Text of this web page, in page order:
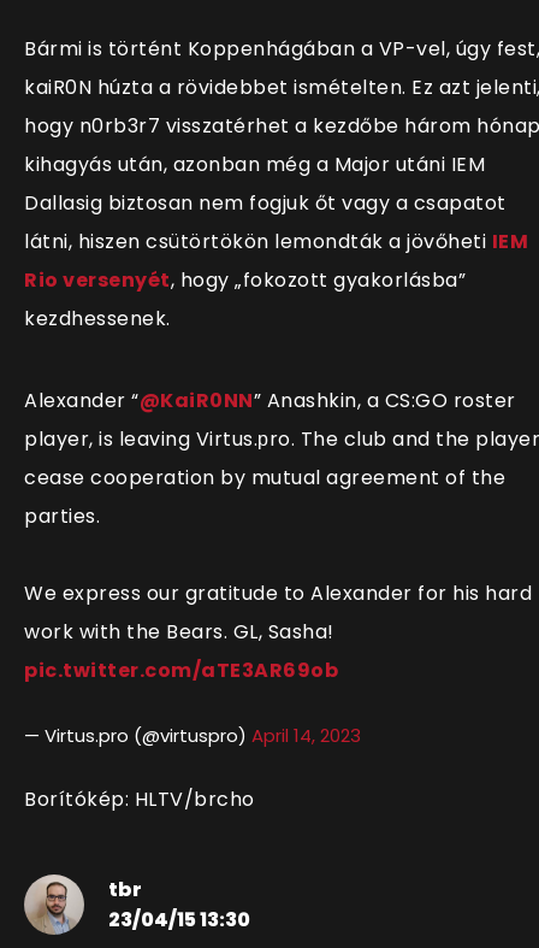
Bármi is történt Koppenhágában a VP-vel, úgy fest,
kaiR0N húzta a rövidebbet ismételten. Ez azt
hogy n0rb3r7 visszatérhet a kezdőbe három
kihagyás után, azonban még a Major utáni IEM
Dallasig biztosan nem fogjuk őt vagy a csapatot
látni, hiszen csütörtökön lemondták a jövőheti IEM
Rio versenyét, hogy „fokozott gyakorlásba”
kezdhessenek.
Alexander “@KaiR0NN” Anashkin, a CS:GO roster
player, is leaving Virtus.рro. The club and the player
cease cooperation by mutual agreement of the
parties.
We express our gratitude to Alexander for his hard
work with the Bears. GL, Sasha!
pic.twitter.com/aTE3AR69ob
— Virtus.pro (@virtuspro) April 14, 2023
Borítókép: HLTV/brcho
tbr
23/04/15 13:30